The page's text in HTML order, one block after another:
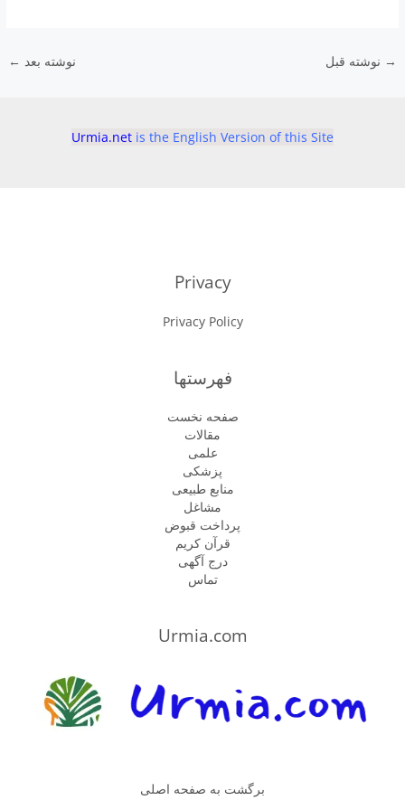
→ نوشته قبل نوشته بعد ←
Urmia.net is the English Version of this Site
Privacy
Privacy Policy
فهرستها
صفحه نخست
مقالات
علمی
پزشكى
منابع طبیعی
مشاغل
پرداخت قبوض
قرآن کریم
درج آگهی
تماس
Urmia.com
برگشت به صفحه اصلی